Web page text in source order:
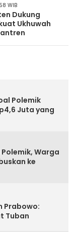
WIB
Dukung
Ukhuwah
Polemik
Juta yang
Warga
ke
Prabowo:
Tuban